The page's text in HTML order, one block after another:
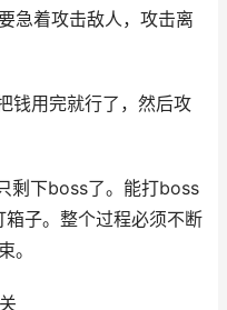
急着攻击敌人，攻击离
钱用完就行了，然后攻
剩下boss了。能打boss
子。整个过程必须不断
。